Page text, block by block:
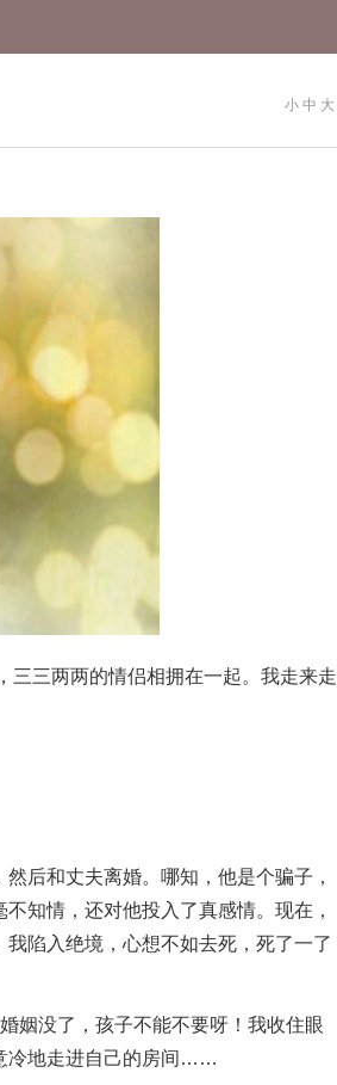
小 中 大
三两两的情侣相拥在一起。我走来走
后和丈夫离婚。哪知，他是个骗子，
知情，还对他投入了真感情。现在，
陷入绝境，心想不如去死，死了一了
没了，孩子不能不要呀！我收住眼
冷地走进自己的房间……